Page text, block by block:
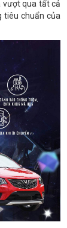
vượt qua tất cả
tiêu chuẩn của